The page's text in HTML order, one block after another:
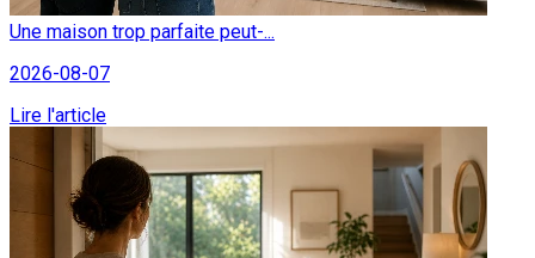
Une maison trop parfaite peut-...
2026-08-07
Lire l'article